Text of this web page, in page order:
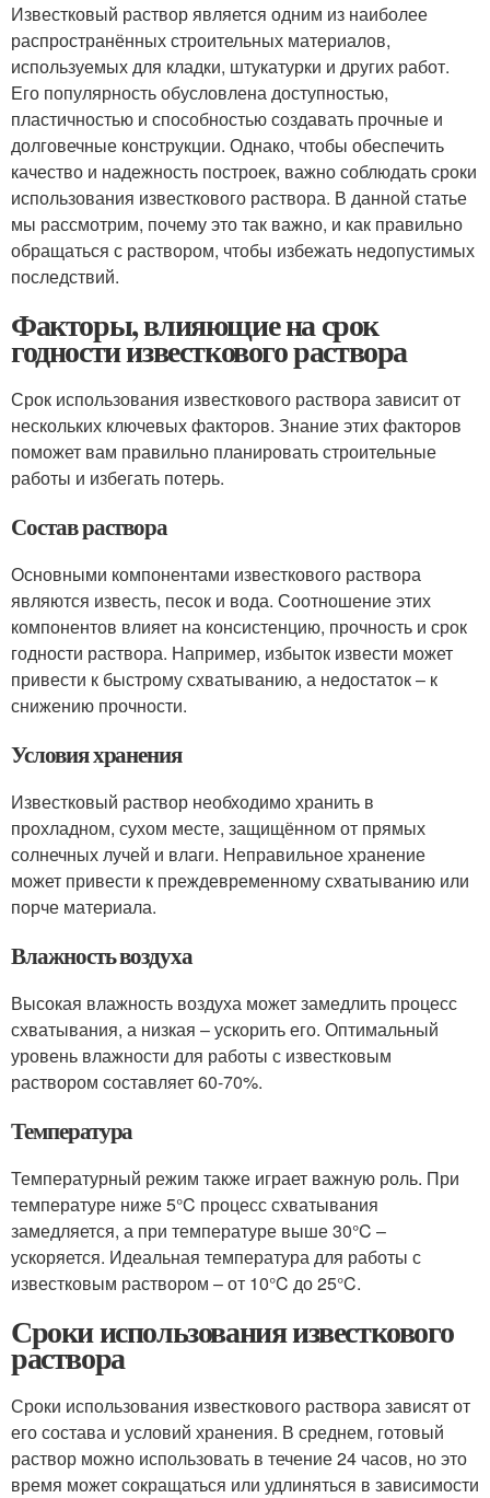
Известковый раствор является одним из наиболее
распространённых строительных материалов,
используемых для кладки, штукатурки и других работ.
Его популярность обусловлена доступностью,
пластичностью и способностью создавать прочные и
долговечные конструкции. Однако, чтобы обеспечить
качество и надежность построек, важно соблюдать сроки
использования известкового раствора. В данной статье
мы рассмотрим, почему это так важно, и как правильно
обращаться с раствором, чтобы избежать недопустимых
последствий.
Факторы, влияющие на срок
годности известкового раствора
Срок использования известкового раствора зависит от
нескольких ключевых факторов. Знание этих факторов
поможет вам правильно планировать строительные
работы и избегать потерь.
Состав раствора
Основными компонентами известкового раствора
являются известь, песок и вода. Соотношение этих
компонентов влияет на консистенцию, прочность и срок
годности раствора. Например, избыток извести может
привести к быстрому схватыванию, а недостаток – к
снижению прочности.
Условия хранения
Известковый раствор необходимо хранить в
прохладном, сухом месте, защищённом от прямых
солнечных лучей и влаги. Неправильное хранение
может привести к преждевременному схватыванию или
порче материала.
Влажность воздуха
Высокая влажность воздуха может замедлить процесс
схватывания, а низкая – ускорить его. Оптимальный
уровень влажности для работы с известковым
раствором составляет 60-70%.
Температура
Температурный режим также играет важную роль. При
температуре ниже 5°C процесс схватывания
замедляется, а при температуре выше 30°C –
ускоряется. Идеальная температура для работы с
известковым раствором – от 10°C до 25°C.
Сроки использования известкового
раствора
Сроки использования известкового раствора зависят от
его состава и условий хранения. В среднем, готовый
раствор можно использовать в течение 24 часов, но это
время может сокращаться или удлиняться в зависимости